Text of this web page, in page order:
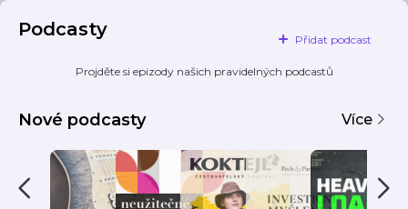
Podcasty Přidat podcast
Projděte si epizody našich pravidelných podcastů
Nové podcasty Více